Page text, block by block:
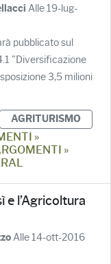
Alle 19-lug-
pubblicato sul
"Diversificazione
3,5 milioni
AGRITURISMO
»
»
e l’Agricoltura
Alle 14-ott-2016